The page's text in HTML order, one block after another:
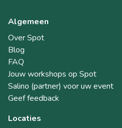
Algemeen
Over Spot
Blog
FAQ
Jouw workshops op Spot
Salino (partner) voor uw event
Geef feedback
Locaties